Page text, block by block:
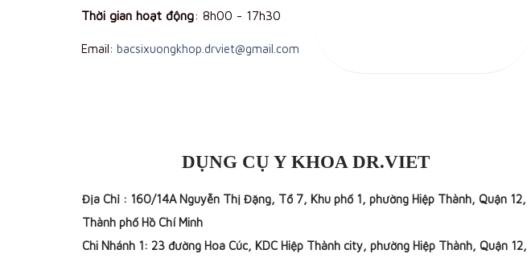
Thời gian hoạt động: 8h00 - 17h30
Email: bacsixuongkhop.drviet@gmail.com
DỤNG CỤ Y KHOA DR.VIET
Địa Chỉ : 160/14A Nguyễn Thị Đặng, Tổ 7, Khu phố 1, phường Hiệp Thành, Quận 12,
Thành phố Hồ Chí Minh
Chi Nhánh 1: 23 đường Hoa Cúc, KDC Hiệp Thành city, phường Hiệp Thành, Quận 12,